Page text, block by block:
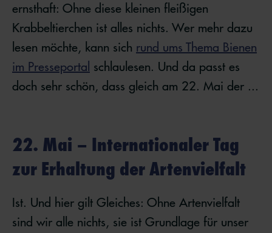
ernsthaft: Ohne diese kleinen fleißigen
Krabbeltierchen ist alles nichts. Wer mehr dazu
lesen möchte, kann sich rund ums Thema Bienen
im Presseportal schlaulesen. Und da passt es
doch sehr schön, dass gleich am 22. Mai der ...
22. Mai – Internationaler Tag
zur Erhaltung der Artenvielfalt
Ist. Und hier gilt Gleiches: Ohne Artenvielfalt
sind wir alle nichts, sie ist Grundlage für unser